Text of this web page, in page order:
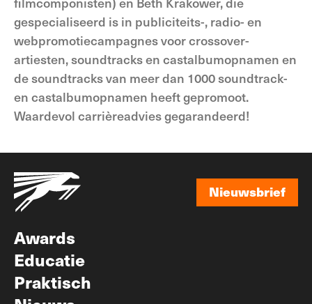
gespecialiseerd is in publiciteits-, radio- en
webpromotiecampagnes voor crossover-
artiesten, soundtracks en castalbumopnamen en
de soundtracks van meer dan 1000 soundtrack-
en castalbumopnamen heeft gepromoot.
Waardevol carrièreadvies gegarandeerd!
Nieuwsbrief
Awards
Educatie
Praktisch